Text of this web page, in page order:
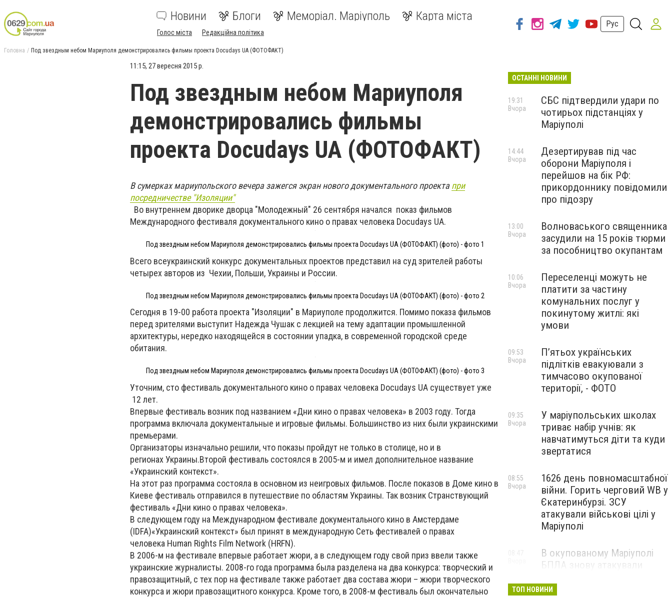
Новини Блоги Меморіал. Маріуполь Карта міста
Голос міста Редакційна політика
Рус
Головна Под звездным небом Мариуполя демонстрировались фильмы проекта Docudays UA (ФОТОФАКТ)
11:15, 27 вересня 2015 р.
Под звездным небом Мариуполя
демонстрировались фильмы
проекта Docudays UA (ФОТОФАКТ)
В сумерках мариупольского вечера зажегся экран нового документального проектапри
посредничестве "Изоляции"
Во внутреннем дворике дворца "Молодежный" 26 сентября начался показ фильмов
Международного фестиваля документального кино о правах человека Docudays UA.
Под звездным небом Мариуполя демонстрировались фильмы проекта Docudays UA (ФОТОФАКТ) (фото) - фото 1
Всего всеукраинский конкурс документальных проектов представил на суд зрителей работы
четырех авторов из Чехии, Польши, Украины и России.
Под звездным небом Мариуполя демонстрировались фильмы проекта Docudays UA (ФОТОФАКТ) (фото) - фото 2
Сегодня в 19-00 работа проекта "Изоляции" в Мариуполе продолжится. Помимо показа фильмов
перед зрителями выступит Надежда Чушак с лекцией на тему адаптации промышленной
архитектуры, нередко находящейся в состоянии упадка, в современной городской среде
обитания.
Под звездным небом Мариуполя демонстрировались фильмы проекта Docudays UA (ФОТОФАКТ) (фото) - фото 3
Уточним, сто фестиваль документального кино о правах человека Docudays UA существует уже
12 лет.
Впервые фестиваль возник под названием «Дни кино о правах человека» в 2003 году. Тогда
программа включала документальные и игровые фильмы. Большинство из них были украинскими
премьерами.
Организаторы изначально решили, что показы пройдут не только в столице, но и в
регионах Украины.Второй фестиваль состоялся в 2005-м и имел дополнительное название
«Украинский контекст».
На этот раз программа состояла в основном из неигровых фильмов. После показов в Доме кино в
Киеве фестиваль отправился в путешествие по областям Украины. Так возник Странствующий
фестиваль «Дни кино о правах человека».
В следующем году на Международном фестивале документального кино в Амстердаме
(IDFA)«Украинский контекст» был принят в международную Сеть фестивалей о правах
человека Human Rights Film Network (HRFN).
В 2006-м на фестивале впервые работает жюри, а в следующем году свой приз ввели также
украинские журналисты. 2008-го года программа была разделена на два конкурса: творческий и
правозащитный, с тех пор на фестивале также работает два состава жюри – жюри творческого
конкурса и жюри правозащитного конкурса. Кроме того, в 2008-м фестиваль был окончательно
ОСТАННІ НОВИНИ
СБС підтвердили удари по
чотирьох підстанціях у
Маріуполі
19:31
Вчора
Дезертирував під час
оборони Маріуполя і
перейшов на бік РФ:
прикордоннику повідомили
про підозру
14:44
Вчора
Волноваського священника
засудили на 15 років тюрми
за пособництво окупантам
13:00
Вчора
Переселенці можуть не
платити за частину
комунальних послуг у
покинутому житлі: які
умови
10:06
Вчора
П’ятьох українських
підлітків евакуювали з
тимчасово окупованої
території, - ФОТО
09:53
Вчора
У маріупольських школах
триває набір учнів: як
навчатимуться діти та куди
звертатися
09:35
Вчора
1626 день повномасштабної
війни. Горить черговий WB у
Єкатеринбурзі. ЗСУ
атакували військові цілі у
Маріуполі
08:55
Вчора
В окупованому Маріуполі
БПЛА знову атакували
— ВІДЕО
ТОП НОВИНИ